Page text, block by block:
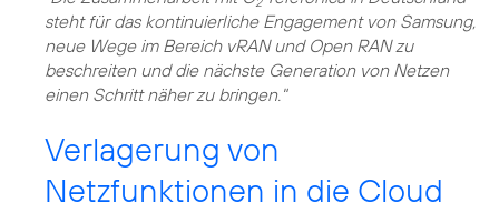
steht für das kontinuierliche Engagement von Samsung,
neue Wege im Bereich vRAN und Open RAN zu
beschreiten und die nächste Generation von Netzen
einen Schritt näher zu bringen."
Verlagerung von
Netzfunktionen in die Cloud